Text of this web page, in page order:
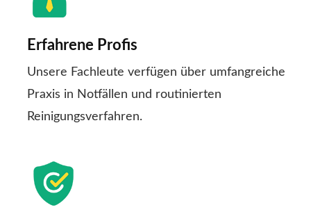
Erfahrene Profis
Unsere Fachleute verfügen über umfangreiche
Praxis in Notfällen und routinierten
Reinigungsverfahren.